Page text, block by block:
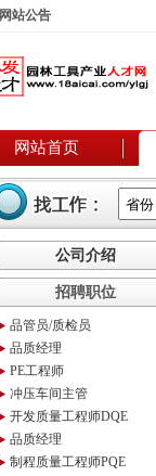
网站公告
网站首页
公司介绍
招聘职位
品管员/质检员
品质经理
PE工程师
冲压车间主管
开发质量工程师DQE
品质经理
制程质量工程师PQE